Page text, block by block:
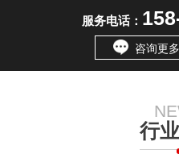
服务电话：
咨询更
行